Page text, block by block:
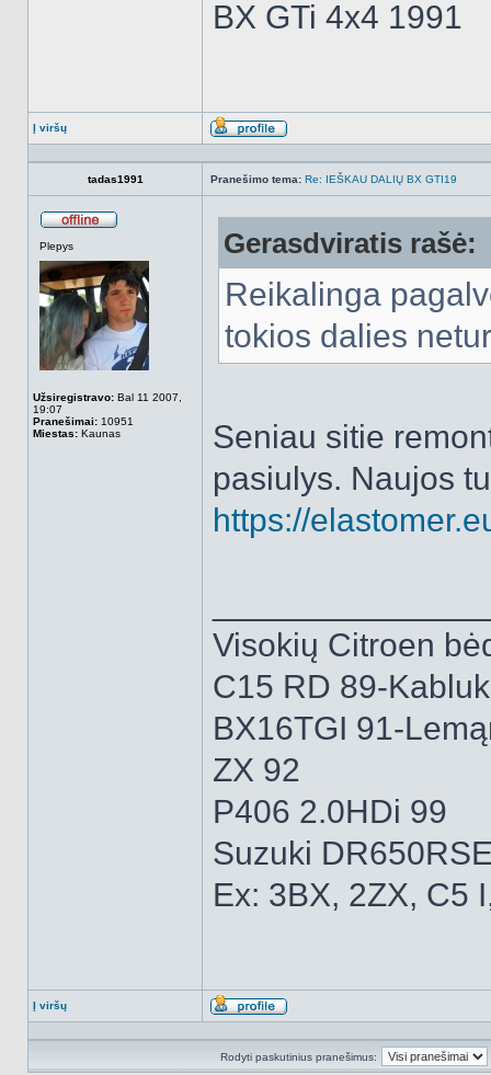
BX GTi 4x4 1991
Į viršų
Aprašymas
tadas1991 Pranešimo tema: Re: IEŠKAU DALIŲ BX GTI19
Plepys
Užsiregistravo: Bal 11 2007,
19:07
Pranešimai: 10951
Miestas: Kaunas
Gerasdviratis rašė:
Reikalinga
tokios dalies
Seniau sitie
pasiulys. Naujos
https://
Visokių Citroen
C15 RD 89-
BX16TGI 91-
ZX 92
P406 2.0HDi 99
Suzuki
Ex: 3BX, 2ZX, C5
Į viršų
Aprašymas
Rodyti paskutinius pranešimus: